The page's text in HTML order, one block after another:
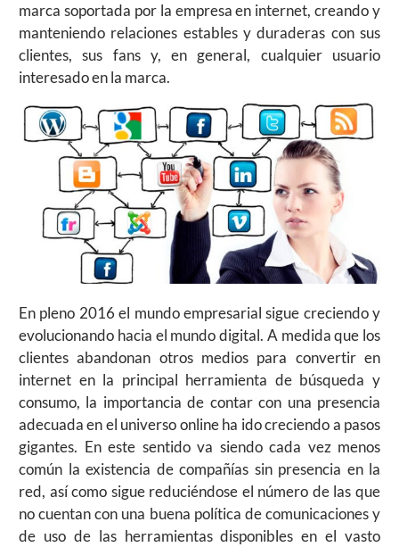
marca soportada por la empresa en internet, creando y
manteniendo relaciones estables y duraderas con sus
clientes, sus fans y, en general, cualquier usuario
interesado en la marca.
En pleno 2016 el mundo empresarial sigue creciendo y
evolucionando hacia el mundo digital. A medida que los
clientes abandonan otros medios para convertir en
internet en la principal herramienta de búsqueda y
consumo, la importancia de contar con una presencia
adecuada en el universo online ha ido creciendo a pasos
gigantes. En este sentido va siendo cada vez menos
común la existencia de compañías sin presencia en la
red, así como sigue reduciéndose el número de las que
no cuentan con una buena política de comunicaciones y
de uso de las herramientas disponibles en el vasto